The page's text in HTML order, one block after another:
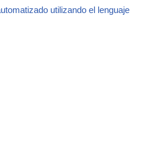
utilizando el lenguaje